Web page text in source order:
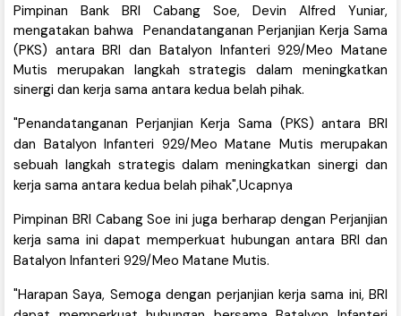
Pimpinan Bank BRI Cabang Soe, Devin Alfred Yuniar,
mengatakan bahwa Penandatanganan Perjanjian Kerja Sama
(PKS) antara BRI dan Batalyon Infanteri 929/Meo Matane
Mutis merupakan langkah strategis dalam meningkatkan
sinergi dan kerja sama antara kedua belah pihak.
"Penandatanganan Perjanjian Kerja Sama (PKS) antara BRI
dan Batalyon Infanteri 929/Meo Matane Mutis merupakan
sebuah langkah strategis dalam meningkatkan sinergi dan
kerja sama antara kedua belah pihak",Ucapnya
Pimpinan BRI Cabang Soe ini juga berharap dengan Perjanjian
kerja sama ini dapat memperkuat hubungan antara BRI dan
Batalyon Infanteri 929/Meo Matane Mutis.
"Harapan Saya, Semoga dengan perjanjian kerja sama ini, BRI